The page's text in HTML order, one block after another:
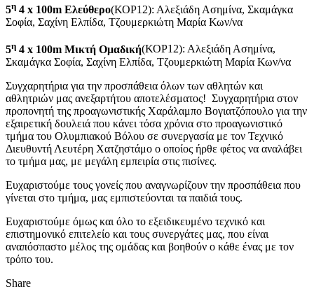
5η 4 x 100m Ελεύθερο(ΚΟΡ12): Αλεξιάδη Ασημίνα, Σκαμάγκα
Σοφία, Σαχίνη Ελπίδα, Τζουμερκιώτη Μαρία Κων/να
5η 4 x 100m Μικτή Ομαδική(ΚΟΡ12): Αλεξιάδη Ασημίνα,
Σκαμάγκα Σοφία, Σαχίνη Ελπίδα, Τζουμερκιώτη Μαρία Κων/να
Συγχαρητήρια για την προσπάθεια όλων των αθλητών και
αθλητριών μας ανεξαρτήτου αποτελέσματος! Συγχαρητήρια στον
προπονητή της προαγωνιστικής Χαράλαμπο Βογιατζόπουλο για την
εξαιρετική δουλειά που κάνει τόσα χρόνια στο προαγωνιστικό
τμήμα του Ολυμπιακού Βόλου σε συνεργασία με τον Τεχνικό
Διευθυντή Λευτέρη Χατζηστάμο ο οποίος ήρθε φέτος να αναλάβει
το τμήμα μας, με μεγάλη εμπειρία στις πισίνες.
Ευχαριστούμε τους γονείς που αναγνωρίζουν την προσπάθεια που
γίνεται στο τμήμα, μας εμπιστεύονται τα παιδιά τους.
Ευχαριστούμε όμως και όλο το εξειδικευμένο τεχνικό και
επιστημονικό επιτελείο και τους συνεργάτες μας, που είναι
αναπόσπαστο μέλος της ομάδας και βοηθούν ο κάθε ένας με τον
τρόπο του.
Share